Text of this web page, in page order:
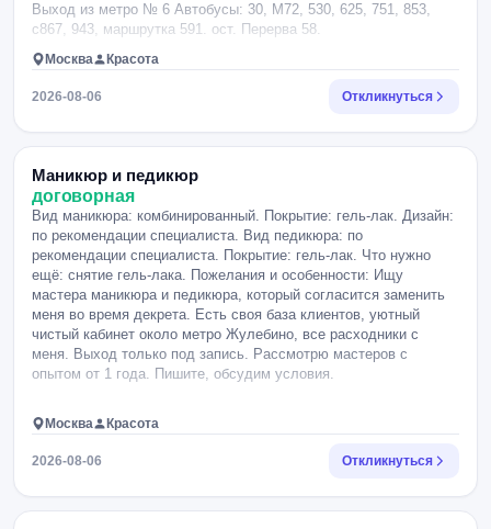
Выход из метро № 6 Автобусы: 30, М72, 530, 625, 751, 853,
с867, 943, маршрутка 591. ост. Перерва 58.
Москва Красота
2026-08-06 Откликнуться
Маникюр и педикюр
договорная
Вид маникюра: комбинированный. Покрытие: гель-лак. Дизайн:
по рекомендации специалиста. Вид педикюра: по
рекомендации специалиста. Покрытие: гель-лак. Что нужно
ещё: снятие гель-лака. Пожелания и особенности: Ищу
мастера маникюра и педикюра, который согласится заменить
меня во время декрета. Есть своя база клиентов, уютный
чистый кабинет около метро Жулебино, все расходники с
меня. Выход только под запись. Рассмотрю мастеров с
опытом от 1 года. Пишите, обсудим условия.
Москва Красота
2026-08-06 Откликнуться